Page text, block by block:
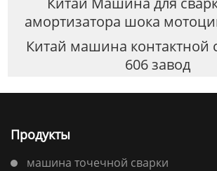
амортизатора шока
Китай машина контактной
606 завод
Продукты
машина точечной сварки